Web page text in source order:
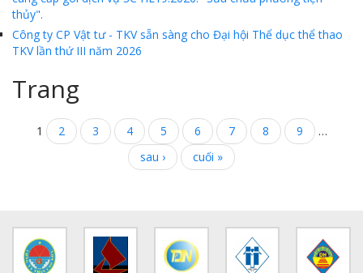
Video quy trình Bỏ phiếu Bầu cử sắp tới
MTS: KHÁNH THÀNH CỬA HÀNG XĂNG DẦU CẨM PHẢ
Cách phòng chống covid-19 tại nơi làm việc
Sản phẩm dầu nhờn của Công ty CP Vật tư tạo ấn tượng tốt tại Lễ tổng kết
Cominlub: Dấu ấn 20 năm 12/11 (1997-2017)
MTS: Hưởng ứng tháng "An toàn-Vệ sinh lao động"
thủy".
Công ty CP Vật tư - TKV sẵn sàng cho Đại hội Thể dục thể thao
TKV lần thứ III năm 2026
Trang
1 2 3 4 5 6 7 8 9
…
sau ›
cuối »